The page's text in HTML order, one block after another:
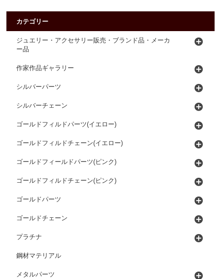
カテゴリー
ジュエリー・アクセサリー販売・ブランド品・メーカ
ー品
作家作品ギャラリー
シルバーパーツ
シルバーチェーン
ゴールドフィルドパーツ(イエロー)
ゴールドフィルドチェーン(イエロー)
ゴールドフィールドパーツ(ピンク)
ゴールドフィルドチェーン(ピンク)
ゴールドパーツ
ゴールドチェーン
プラチナ
鋼材マテリアル
メタルパーツ